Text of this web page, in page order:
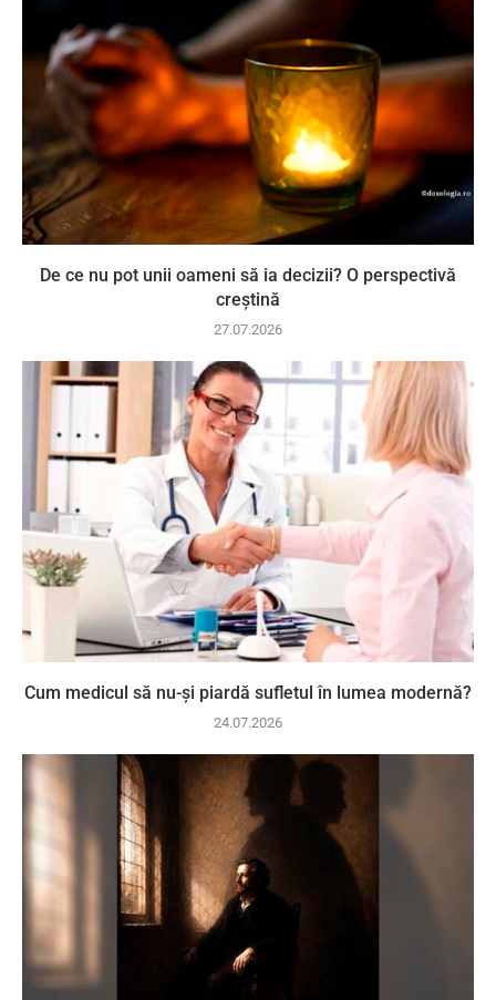
De ce nu pot unii oameni să ia decizii? O perspectivă
creștină
27.07.2026
Cum medicul să nu-și piardă sufletul în lumea modernă?
24.07.2026